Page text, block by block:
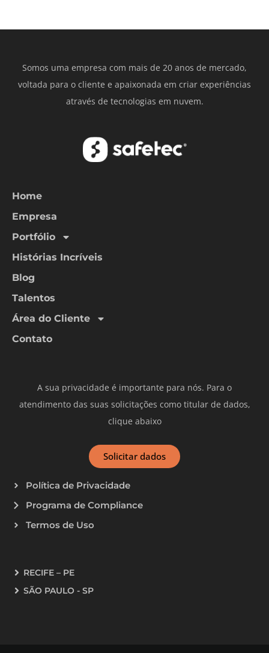
Somos uma empresa com mais de 20 anos de mercado,
voltada para o cliente e apaixonada em criar experiências
através de tecnologias em nuvem.
Home
Empresa
Portfólio
Histórias Incríveis
Blog
Talentos
Área do Cliente
Contato
A sua privacidade é importante para nós. Para o
atendimento das suas solicitações como titular de dados,
clique abaixo
Solicitar dados
Política de Privacidade
Programa de Compliance
Termos de Uso
RECIFE – PE
SÃO PAULO - SP